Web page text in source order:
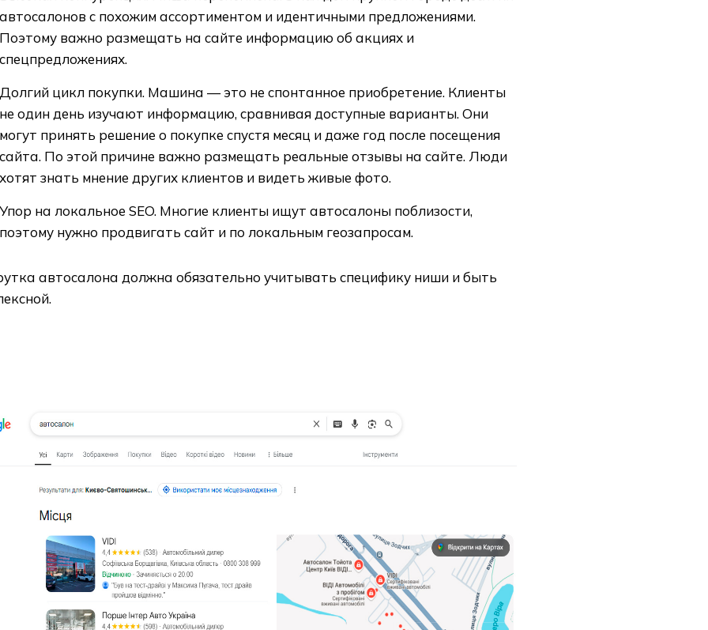
автосалонов с похожим ассортиментом и идентичными предложениями.
Поэтому важно размещать на сайте информацию об акциях и
спецпредложениях.
Долгий цикл покупки. Машина — это не спонтанное приобретение. Клиенты
не один день изучают информацию, сравнивая доступные варианты. Они
могут принять решение о покупке спустя месяц и даже год после посещения
сайта. По этой причине важно размещать реальные отзывы на сайте. Люди
хотят знать мнение других клиентов и видеть живые фото.
Упор на локальное SEO. Многие клиенты ищут автосалоны поблизости,
поэтому нужно продвигать сайт и по локальным геозапросам.
автосалона должна обязательно учитывать специфику ниши и быть